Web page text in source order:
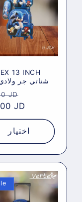
13 INCH
شناتي جر
JD
price
JD
اختيار